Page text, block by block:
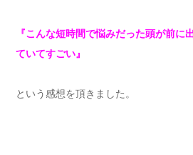
『こんな短時間で悩みだった頭が前に
ていてすごい』
という感想を頂きました。